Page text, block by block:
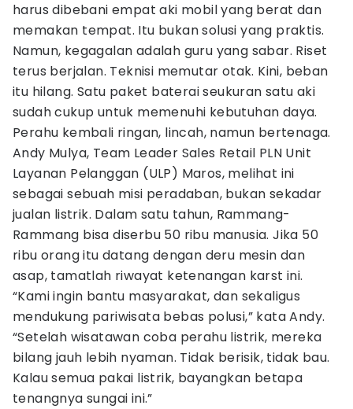
harus dibebani empat aki mobil yang berat dan
memakan tempat. Itu bukan solusi yang praktis.
Namun, kegagalan adalah guru yang sabar. Riset
terus berjalan. Teknisi memutar otak. Kini, beban
itu hilang. Satu paket baterai seukuran satu aki
sudah cukup untuk memenuhi kebutuhan daya.
Perahu kembali ringan, lincah, namun bertenaga.
Andy Mulya, Team Leader Sales Retail PLN Unit
Layanan Pelanggan (ULP) Maros, melihat ini
sebagai sebuah misi peradaban, bukan sekadar
jualan listrik. Dalam satu tahun, Rammang-
Rammang bisa diserbu 50 ribu manusia. Jika 50
ribu orang itu datang dengan deru mesin dan
asap, tamatlah riwayat ketenangan karst ini.
“Kami ingin bantu masyarakat, dan sekaligus
mendukung pariwisata bebas polusi,” kata Andy.
“Setelah wisatawan coba perahu listrik, mereka
bilang jauh lebih nyaman. Tidak berisik, tidak bau.
Kalau semua pakai listrik, bayangkan betapa
tenangnya sungai ini.”